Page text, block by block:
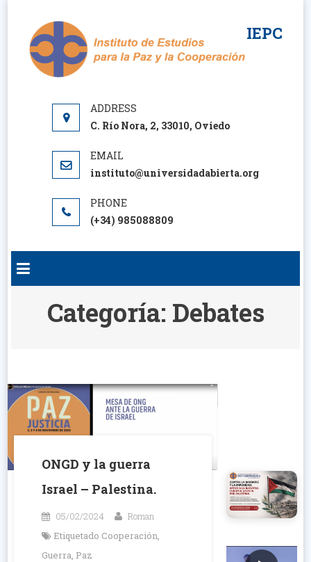
contenido
IEPC
C. Río Nora, 2, 33010, Oviedo
instituto@universidadabierta.org
(+34) 985088809
Categoría: Debates
ONGD y la guerra
Israel – Palestina.
05/02/2024
Roman
Etiquetado Cooperación,
Guerra, Paz